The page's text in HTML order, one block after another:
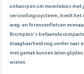
ontworpen om moeiteloos met
versnellingssysteem, biedt het
weg- en forenzenfietsen
Brompton's befaamde
draagbaarheid nog verder naar
met gemak kunnen laten
wielen.